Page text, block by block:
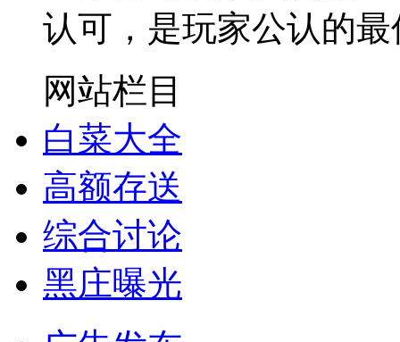
认可，是玩家公认的
网站栏目
白菜大全
高额存送
综合讨论
黑庄曝光